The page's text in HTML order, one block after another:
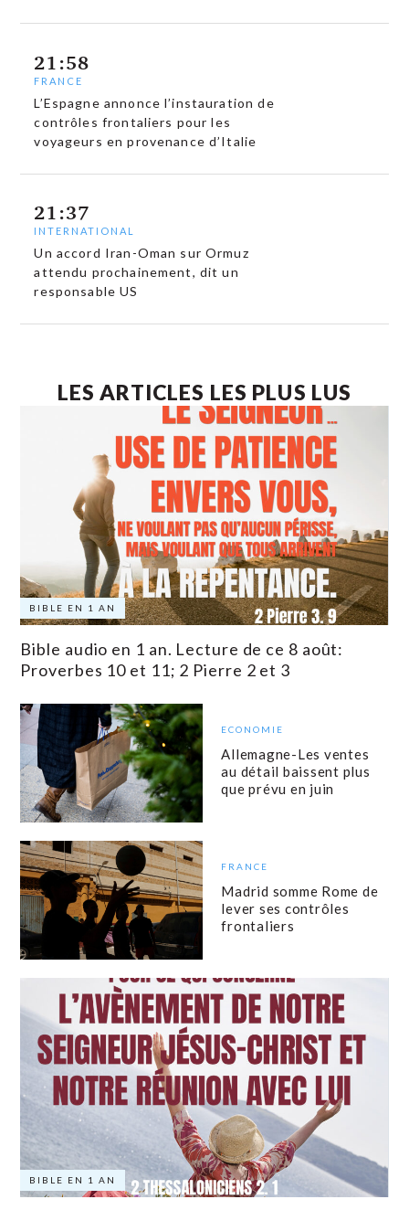
21:58
FRANCE
L’Espagne annonce l’instauration de
contrôles frontaliers pour les
voyageurs en provenance d’Italie
21:37
INTERNATIONAL
Un accord Iran-Oman sur Ormuz
attendu prochainement, dit un
responsable US
LES ARTICLES LES PLUS LUS
BIBLE EN 1 AN
Bible audio en 1 an. Lecture de ce 8 août:
Proverbes 10 et 11; 2 Pierre 2 et 3
ECONOMIE
Allemagne-Les ventes
au détail baissent plus
que prévu en juin
FRANCE
Madrid somme Rome de
lever ses contrôles
frontaliers
BIBLE EN 1 AN